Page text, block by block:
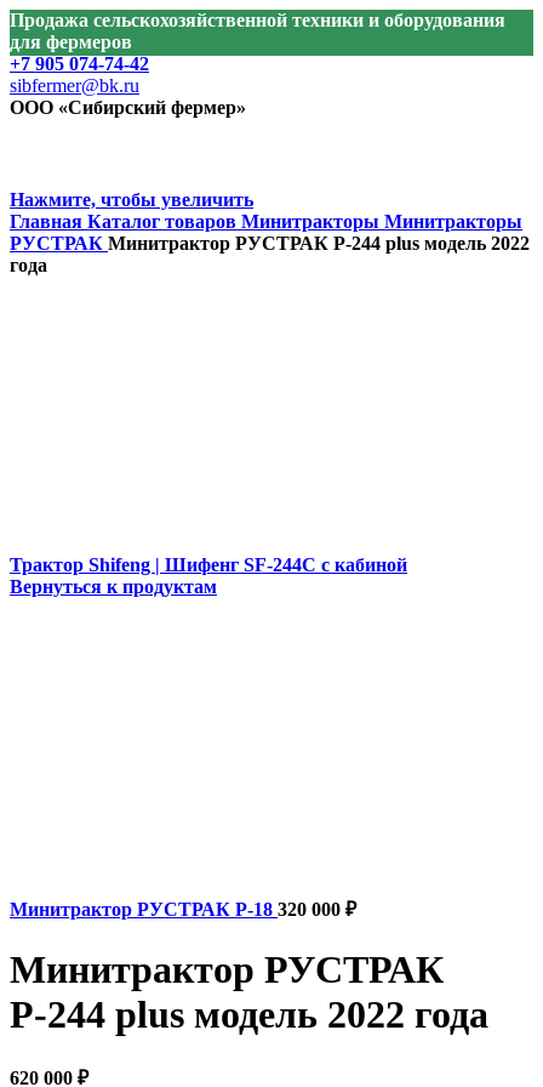
Продажа сельскохозяйственной техники и оборудования
для фермеров
+7 905 074-74-42
sibfermer@bk.ru
ООО «Сибирский фермер»
Нажмите, чтобы увеличить
Главная Каталог товаров Минитракторы Минитракторы
РУСТРАК Минитрактор РУСТРАК Р-244 plus модель 2022
года
Трактор Shifeng | Шифенг SF-244C с кабиной
Вернуться к продуктам
Минитрактор РУСТРАК Р-18 320 000 ₽
Минитрактор РУСТРАК
Р-244 plus модель 2022 года
620 000 ₽